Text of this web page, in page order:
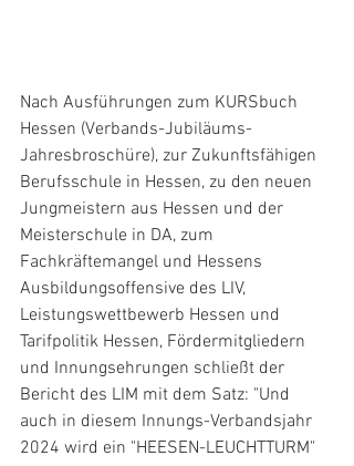
Nach Ausführungen zum KURSbuch
Hessen (Verbands-Jubiläums-
Jahresbroschüre), zur Zukunftsfähigen
Berufsschule in Hessen, zu den neuen
Jungmeistern aus Hessen und der
Meisterschule in DA, zum
Fachkräftemangel und Hessens
Ausbildungsoffensive des LIV,
Leistungswettbewerb Hessen und
Tarifpolitik Hessen, Fördermitgliedern
und Innungsehrungen schließt der
Bericht des LIM mit dem Satz: "Und
auch in diesem Innungs-Verbandsjahr
2024 wird ein "HEESEN-LEUCHTTURM"